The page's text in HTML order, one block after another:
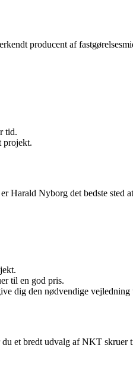
producent af
tid.
projekt.
Nyborg det bedste sted
til en god pris.
dig den nødvendige
et bredt udvalg af NKT skruer